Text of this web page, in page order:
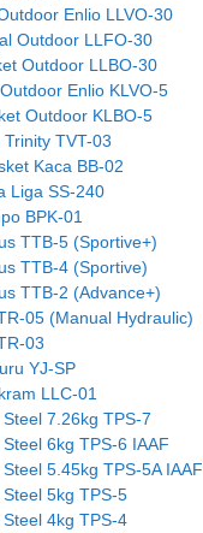
Enlio LLVO-30
Outdoor LLFO-30
Outdoor LLBO-30
Enlio KLVO-5
Outdoor KLBO-5
TVT-03
Kaca BB-02
Liga SS-240
BPK-01
TTB-5 (Sportive+)
TTB-4 (Sportive)
TTB-2 (Advance+)
05 (Manual Hydraulic)
03
YJ-SP
LLC-01
7.26kg TPS-7
6kg TPS-6 IAAF
5.45kg TPS-5A IAAF
5kg TPS-5
4kg TPS-4